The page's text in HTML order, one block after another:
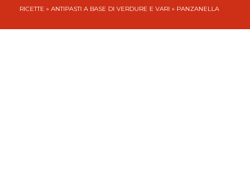
RICETTE » ANTIPASTI A BASE DI VERDURE E VARI » PANZANELLA